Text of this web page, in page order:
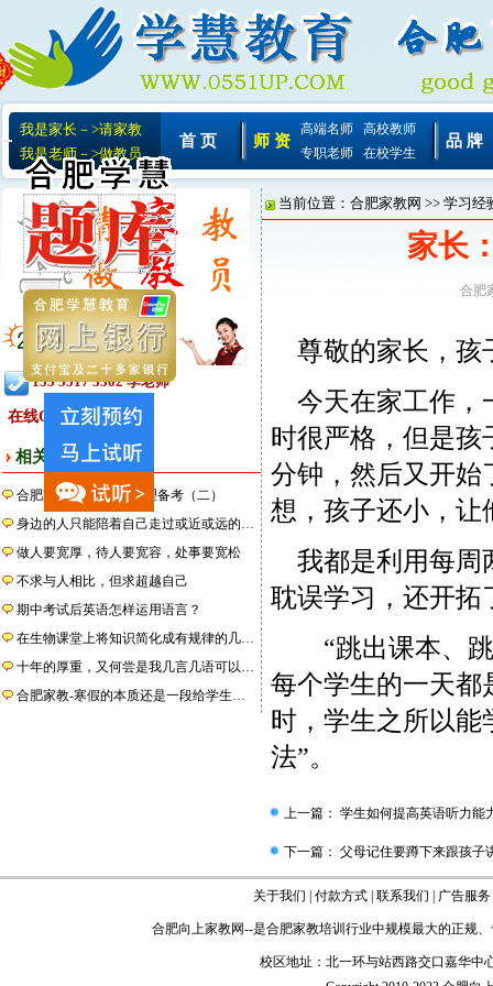
我是家长－>请家教
我是老师－>做教员
首 页 师 资
高端名师
高校教师
专职老师
在校学生
品 牌
155 5517 3302 李老师
在线QQ:
相关文章
合肥家教编辑--高考地理备考（二）
身边的人只能陪着自己走过或近或远的…
做人要宽厚，待人要宽容，处事要宽松
不求与人相比，但求超越自己
期中考试后英语怎样运用语言？
在生物课堂上将知识简化成有规律的几…
十年的厚重，又何尝是我几言几语可以…
合肥家教-寒假的本质还是一段给学生…
当前位置： 合肥家教网 >> 学习经
家长
合肥
尊敬的家长，孩
今天在家工作，
时很严格，但是孩
分钟，然后又开始
想，孩子还小，让
我都是利用每周
耽误学习，还开拓
“跳出课本、跳
每个学生的一天都
时，学生之所以能
法”。
上一篇： 学生如何提高英语听力能
下一篇： 父母记住要蹲下来跟孩子
关于我们 付款方式 联系我们 广告服务
合肥向上家教网--是合肥家教培训行业中规模最大的正规
校区地址：北一环与站西路交口嘉华